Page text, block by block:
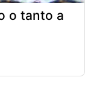
o tanto a